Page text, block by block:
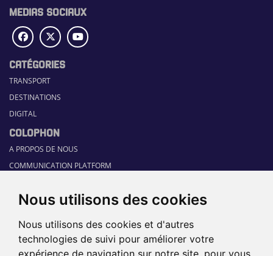
Nous utilisons des cookies
Nous utilisons des cookies et d'autres
technologies de suivi pour améliorer votre
expérience de navigation sur notre site, pour vous
MEDIAS SOCIAUX
CATÉGORIES
TRANSPORT
DESTINATIONS
DIGITAL
COLOPHON
A PROPOS DE NOUS
COMMUNICATION PLATFORM
RUBRIQUES
GUIDE SECTORIEL
JOBS